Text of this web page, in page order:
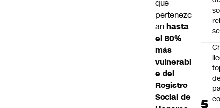
que
pertenezc
an hasta
el 80%
más
vulnerabl
e del
Registro
Social de